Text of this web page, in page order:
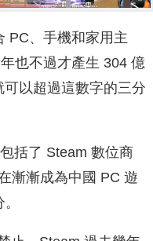
PC、手機和家用主
也不過才產生 304 億
以超過這數字的三分
括了 Steam 數位商
漸漸成為中國 PC 遊